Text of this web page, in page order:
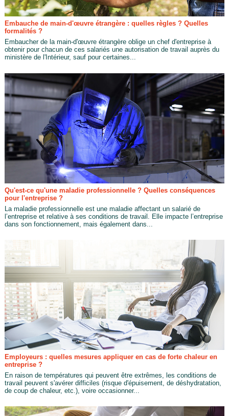
Embauche de main-d'œuvre étrangère : quelles règles ? Quelles
formalités ?
Embaucher de la main-d'œuvre étrangère oblige un chef d'entreprise à
obtenir pour chacun de ces salariés une autorisation de travail auprès du
ministère de l'Intérieur, sauf pour certaines...
Qu'est-ce qu'une maladie professionnelle ? Quelles conséquences
pour l'entreprise ?
La maladie professionnelle est une maladie affectant un salarié de
l’entreprise et relative à ses conditions de travail. Elle impacte l’entreprise
dans son fonctionnement, mais également dans...
Employeurs : quelles mesures appliquer en cas de forte chaleur en
entreprise ?
En raison de températures qui peuvent être extrêmes, les conditions de
travail peuvent s'avérer difficiles (risque d'épuisement, de déshydratation,
de coup de chaleur, etc.), voire occasionner...